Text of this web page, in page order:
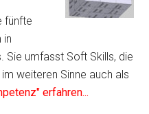
fünfte
in
Sie umfasst Soft Skills, die
weiteren Sinne auch als
erfahren...